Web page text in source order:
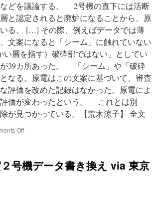
規
制
委
日
本
原
に
聞
き
取
り
へ
どを議論する。 2号機の直下には活断
と認定されると廃炉になることから、原
る。 […] その際、例えばデータでは薄
文案になると「シーム」に触れていない
層を指す）破砕部ではない」としてい
39カ所あった。 「シーム」や「破砕
なる。原電はこの文案に基づいて、審査
評価を改めた記録はなかった。原電によ
価が変わったという。 これとは別
が見つかっている。【荒木涼子】 全文
Offon
安
号機データ書き換え via 東京